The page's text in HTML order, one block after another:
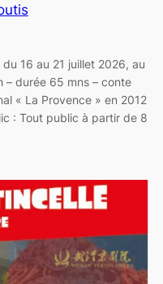
16 au 21 juillet 2026, au
– durée 65 mns – conte
« La Provence » en 2012
: Tout public à partir de 8